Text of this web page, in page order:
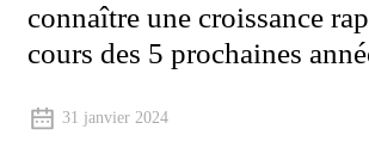
+86 18806057002
connaître une croissance
cours des 5 prochaines
31 janvier 2024